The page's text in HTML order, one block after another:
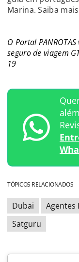
Marina. Saiba
O Portal
seguro de viagem
19
TÓPICOS RELACIONADOS
Dubai Agentes
Satguru